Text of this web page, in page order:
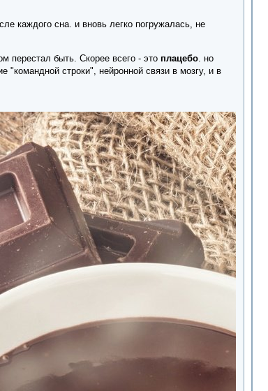
каждого сна. и вновь легко погружалась, не
перестал быть. Скорее всего - это плацебо. но
"командной строки", нейронной связи в мозгу, и в